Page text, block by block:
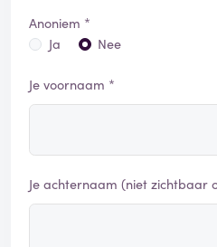
gerenommeerde meubelzaak
deze hebben tenminste een
Anoniem *
Ja
Nee
Je voornaam *
Je achternaam (niet zichtbaar